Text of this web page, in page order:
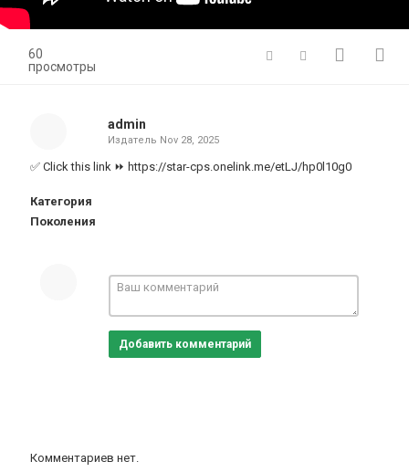
60
просмотры
admin
Издатель Nov 28, 2025
✅ Click this link ⏩ https://star-cps.onelink.me/etLJ/hp0l10g0
Категория
Поколения
Добавить комментарий
Комментариев нет.